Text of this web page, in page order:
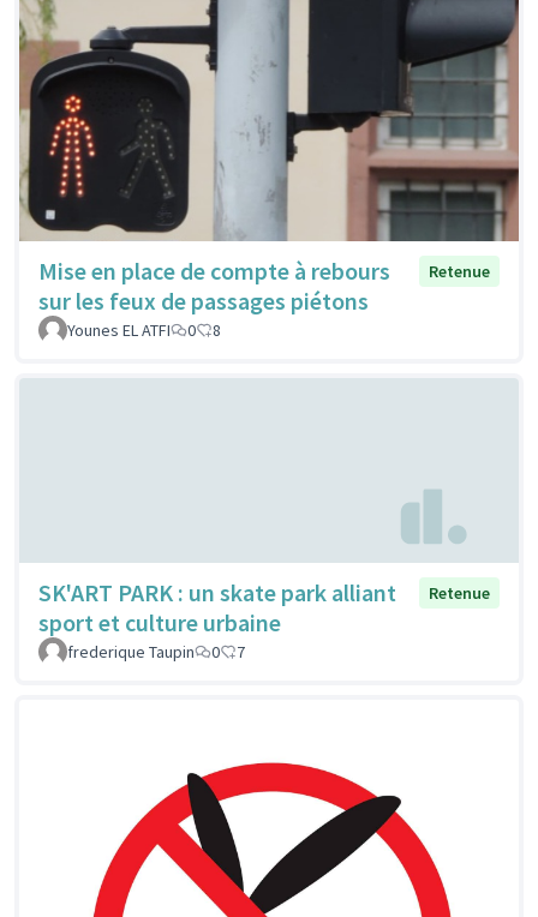
Mise en place de compte à rebours
sur les feux de passages piétons
Retenue
Younes EL ATFI 0 8
SK'ART PARK : un skate park alliant
sport et culture urbaine
Retenue
frederique Taupin 0 7